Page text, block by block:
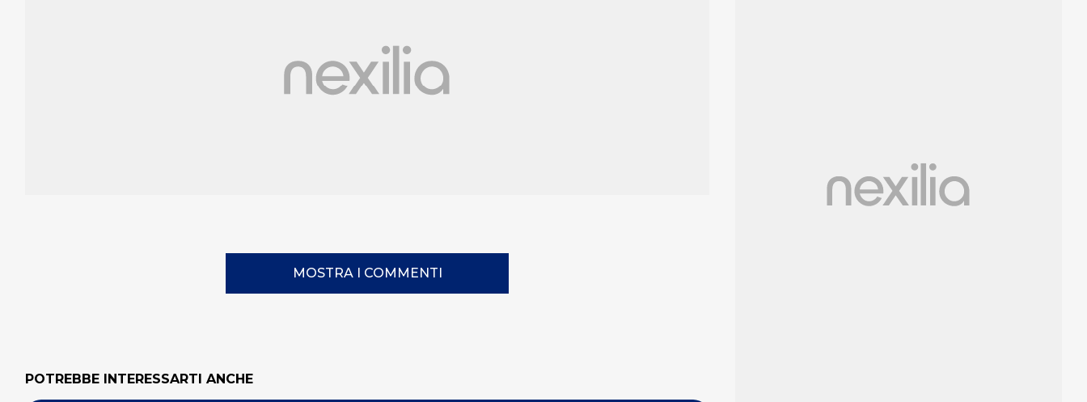
MOSTRA I COMMENTI
POTREBBE INTERESSARTI ANCHE